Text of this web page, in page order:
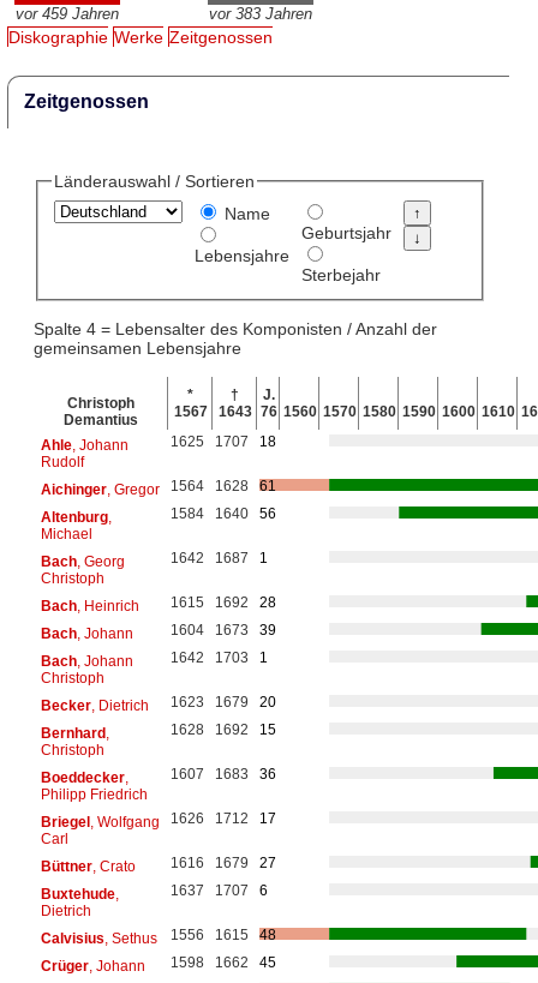
vor 459 Jahren vor 383 Jahren
Diskographie Werke Zeitgenossen
Zeitgenossen
Länderauswahl / Sortieren
Name
Lebensjahre
Geburtsjahr
Sterbejahr
Spalte 4 = Lebensalter des Komponisten / Anzahl der
gemeinsamen Lebensjahre
Christoph
Demantius
*
1567
†
1643
J.
76 1560 1570 1580 1590 1600 1610
Ahle, Johann
Rudolf
1625 1707 18
Aichinger, Gregor 1564 1628
61
Altenburg,
Michael
1584 1640 56
Bach, Georg
Christoph
1642 1687 1
Bach, Heinrich 1615 1692
28
Bach, Johann 1604 1673
39
Bach, Johann
Christoph
1642 1703 1
Becker, Dietrich 1623 1679
20
Bernhard,
Christoph
1628 1692 15
Boeddecker,
Philipp Friedrich
1607 1683 36
Briegel, Wolfgang
Carl
1626 1712 17
Büttner, Crato 1616 1679
27
Buxtehude,
Dietrich
1637 1707 6
Calvisius , Sethus 1556 1615
48
Crüger, Johann 1598 1662
45